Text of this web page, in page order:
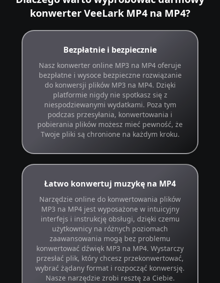
konwerter VeeLark MP4 na MP4?
Bezpłatnie i bezpiecznie
Nasz konwerter online MP3 na MP4 oferuje
bezpłatne i wysoce bezpieczne rozwiązanie
do konwersji plików MP3 na MP4. Dzięki
platformie nigdy nie spotkasz się z
niespodziewanymi wydatkami. Poza tym
podczas przesyłania, konwertowania i
pobierania plików możesz mieć pewność, że
Twoje pliki są chronione na każdym kroku.
Łatwo konwertuj muzykę na MP4
Narzędzie online do konwertowania plików
MP3 na MP4 jest wyposażone w intuicyjny
interfejs i instrukcję obsługi, dzięki czemu
użytkownicy na różnych poziomach
zaawansowania mogą bez problemu
konwertować dźwięk MP3 na MP4. Wystarczy
przesłać plik, który chcesz przekonwertować,
wybrać żądany format i rozpocząć konwersję.
Nasze narzędzie zrobi resztę za Ciebie.